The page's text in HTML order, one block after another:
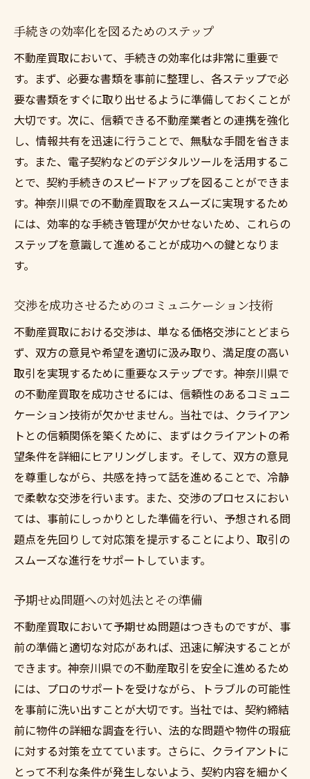
手続きの効率化を図るためのステップ
不動産買取において、手続きの効率化は非常に重要で
す。まず、必要な書類を事前に整理し、各ステップで必
要な書類をすぐに取り出せるように準備しておくことが
大切です。次に、信頼できる不動産業者との連携を強化
し、情報共有を迅速に行うことで、無駄な手間を省きま
す。また、電子契約などのデジタルツールを活用するこ
とで、契約手続きのスピードアップを図ることができま
す。神奈川県での不動産買取をスムーズに実現するため
には、効率的な手続き管理が欠かせないため、これらの
ステップを意識して進めることが成功への鍵となりま
す。
交渉を成功させるためのコミュニケーション技術
不動産買取における交渉は、単なる価格交渉にとどまら
ず、双方の意見や希望を適切に汲み取り、満足度の高い
取引を実現するために重要なステップです。神奈川県で
の不動産買取を成功させるには、信頼性のあるコミュニ
ケーション技術が欠かせません。当社では、クライアン
トとの信頼関係を築くために、まずはクライアントの希
望条件を詳細にヒアリングします。そして、双方の意見
を尊重しながら、共感を持って話を進めることで、冷静
で柔軟な交渉を行います。また、交渉のプロセスにおい
ては、事前にしっかりとした準備を行い、予想される問
題点を先回りして対応策を提示することにより、取引の
スムーズな進行をサポートしています。
予期せぬ問題への対処法とその準備
不動産買取において予期せぬ問題はつきものですが、事
前の準備と適切な対応があれば、迅速に解決することが
できます。神奈川県での不動産取引を安全に進めるため
には、プロのサポートを受けながら、トラブルの可能性
を事前に洗い出すことが大切です。当社では、契約締結
前に物件の詳細な調査を行い、法的な問題や物件の瑕疵
に対する対策を立てています。さらに、クライアントに
とって不利な条件が発生しないよう、契約内容を細かく